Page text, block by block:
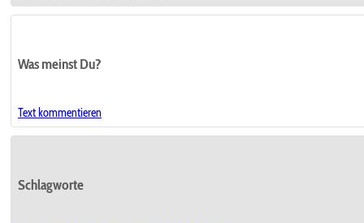
Was meinst Du?
Text kommentieren
Schlagworte